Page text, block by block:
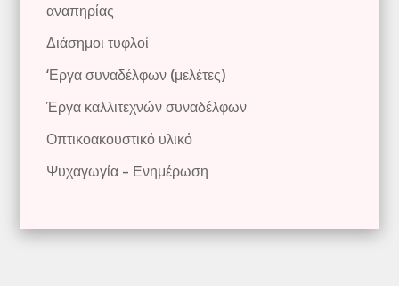
αναπηρίας
Διάσημοι τυφλοί
‘Εργα συναδέλφων (μελέτες)
Έργα καλλιτεχνών συναδέλφων
Οπτικοακουστικό υλικό
Ψυχαγωγία – Ενημέρωση